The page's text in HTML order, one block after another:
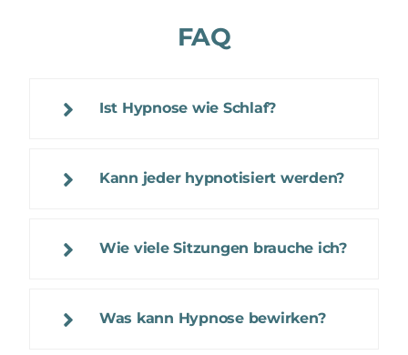
FAQ
Ist Hypnose wie Schlaf?
Kann jeder hypnotisiert werden?
Wie viele Sitzungen brauche ich?
Was kann Hypnose bewirken?